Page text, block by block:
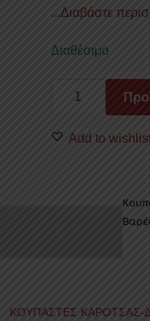
...Διαβάστε
Διαθέσιμο
ΚΟΥΠΑΣΤΕΣ
ΚΟΥΓ
Add to
ΚΟΥΠΑΣΤΕΣ ΚΑΡΟΤΣΑΣ-